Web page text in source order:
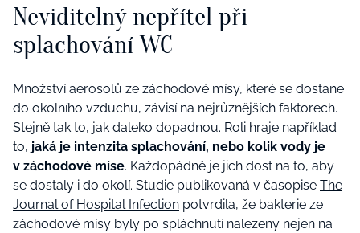
Neviditelný nepřítel při
splachování WC
Množství aerosolů ze záchodové mísy, které se dostane
do okolního vzduchu, závisí na nejrůznějších faktorech.
Stejně tak to, jak daleko dopadnou. Roli hraje například
to, jaká je intenzita splachování, nebo kolik vody je
v záchodové míse. Každopádně je jich dost na to, aby
se dostaly i do okolí. Studie publikovaná v časopise The
Journal of Hospital Infection potvrdila, že bakterie ze
záchodové mísy byly po spláchnutí nalezeny nejen na